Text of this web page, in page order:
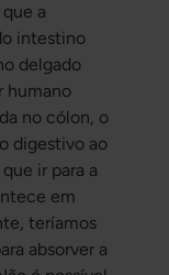
a
intestino
delgado
humano
no cólon, o
digestivo ao
ir para a
em
teríamos
absorver a